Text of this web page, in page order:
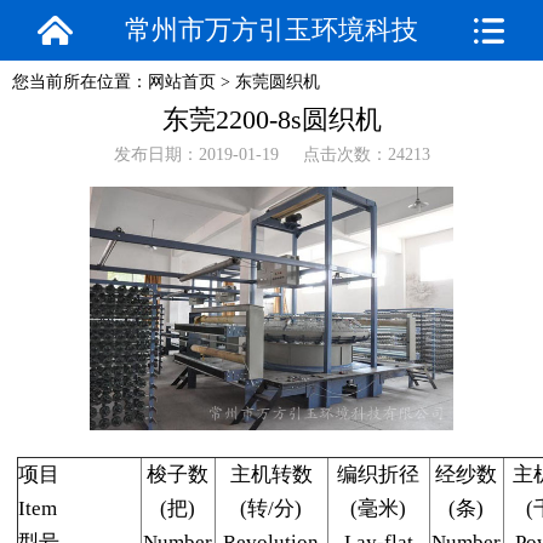
常州市万方引玉环境科技
有限公司
您当前所在位置： 网站首页 > 东莞圆织机
东莞2200-8s圆织机
发布日期：2019-01-19 点击次数：24213
项目
Item
梭子数
(把)
主机转数
(转/分)
编织折径
(毫米)
经纱数
(条)
主
(